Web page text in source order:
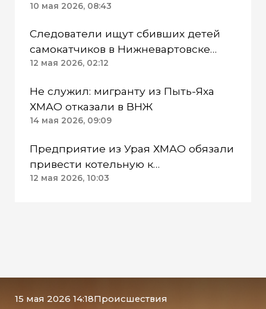
проверка
10 мая 2026, 08:43
Следователи ищут сбивших детей
самокатчиков в Нижневартовске
ХМАО
12 мая 2026, 02:12
Не служил: мигранту из Пыть-Яха
ХМАО отказали в ВНЖ
14 мая 2026, 09:09
Предприятие из Урая ХМАО обязали
привести котельную к
экостандартам
12 мая 2026, 10:03
15 мая 2026 14:18Происшествия